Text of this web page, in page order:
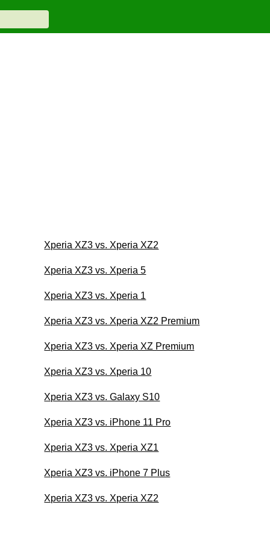
Xperia XZ3 vs. Xperia XZ2
Xperia XZ3 vs. Xperia 5
Xperia XZ3 vs. Xperia 1
Xperia XZ3 vs. Xperia XZ2 Premium
Xperia XZ3 vs. Xperia XZ Premium
Xperia XZ3 vs. Xperia 10
Xperia XZ3 vs. Galaxy S10
Xperia XZ3 vs. iPhone 11 Pro
Xperia XZ3 vs. Xperia XZ1
Xperia XZ3 vs. iPhone 7 Plus
Xperia XZ3 vs. Xperia XZ2